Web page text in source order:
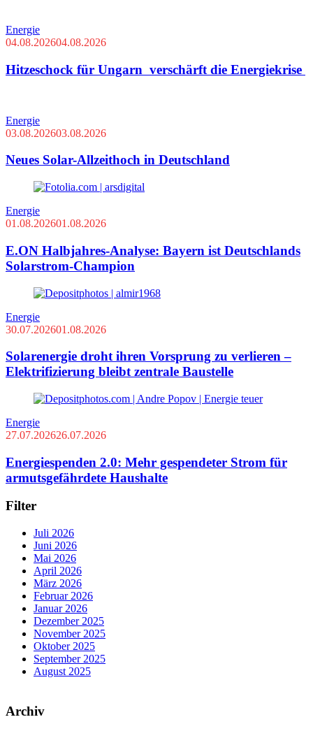
Energie
04.08.202604.08.2026
Hitzeschock für Ungarn verschärft die Energiekrise
Energie
03.08.202603.08.2026
Neues Solar-Allzeithoch in Deutschland
Energie
01.08.202601.08.2026
E.ON Halbjahres-Analyse: Bayern ist Deutschlands
Solarstrom-Champion
Energie
30.07.202601.08.2026
Solarenergie droht ihren Vorsprung zu verlieren –
Elektrifizierung bleibt zentrale Baustelle
Energie
27.07.202626.07.2026
Energiespenden 2.0: Mehr gespendeter Strom für
armutsgefährdete Haushalte
Filter
Juli 2026
Juni 2026
Mai 2026
April 2026
März 2026
Februar 2026
Januar 2026
Dezember 2025
November 2025
Oktober 2025
September 2025
August 2025
Archiv